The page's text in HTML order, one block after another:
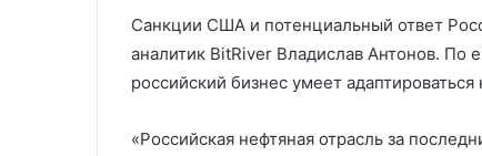
Санкции США и потенциальный ответ
аналитик BitRiver Владислав Антонов. По
российский бизнес умеет
«Российская нефтяная отрасль за